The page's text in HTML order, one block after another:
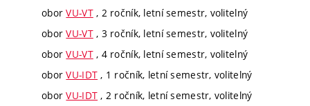
oborVU-VT, 2 ročník, letní semestr, volitelný
oborVU-VT, 3 ročník, letní semestr, volitelný
oborVU-VT, 4 ročník, letní semestr, volitelný
oborVU-IDT , 1 ročník, letní semestr, volitelný
oborVU-IDT , 2 ročník, letní semestr, volitelný